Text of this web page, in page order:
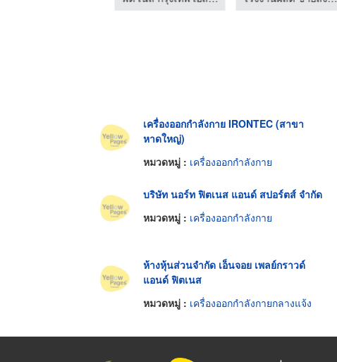
เครื่องออกกำลังกาย IRONTEC (สาขา
หาดใหญ่)
หมวดหมู่ : เครื่องออกกำลังกาย
บริษัท นอร์ท ฟิตเนส แอนด์ สปอร์ตส์ จำกัด
หมวดหมู่ : เครื่องออกกำลังกาย
ห้างหุ้นส่วนจำกัด เอ็นจอย เพลย์กราวด์
แอนด์ ฟิตเนส
หมวดหมู่ : เครื่องออกกำลังกายกลางแจ้ง